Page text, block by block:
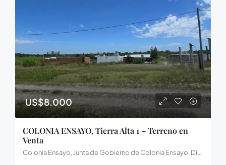
US$8.000
COLONIA ENSAYO, Tierra Alta 1 – Terreno en
Venta
Colonia Ensayo, Junta de Gobierno de Colonia Ensayo, Distrito Salto, Departamento Diamante, Entre Ríos, Argentina